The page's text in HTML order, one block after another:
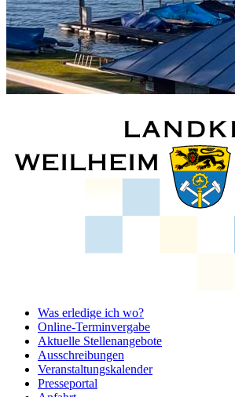
Was erledige ich wo?
Online-Terminvergabe
Aktuelle Stellenangebote
Ausschreibungen
Veranstaltungskalender
Presseportal